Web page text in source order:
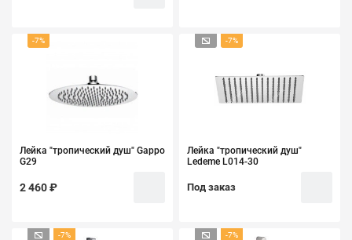
-7%
Лейка "тропический душ" Gappo
G29
2 460 ₽
-7%
Лейка "тропический душ"
Ledeme L014-30
Под заказ
-7% -7%